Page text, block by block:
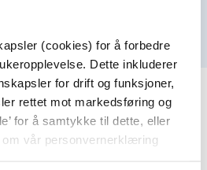
(cookies) for å forbedre
Dette inkluderer
for drift og funksjoner,
rettet mot markedsføring og
for å samtykke til dette, eller
vår personvernerklæring
og underkurs